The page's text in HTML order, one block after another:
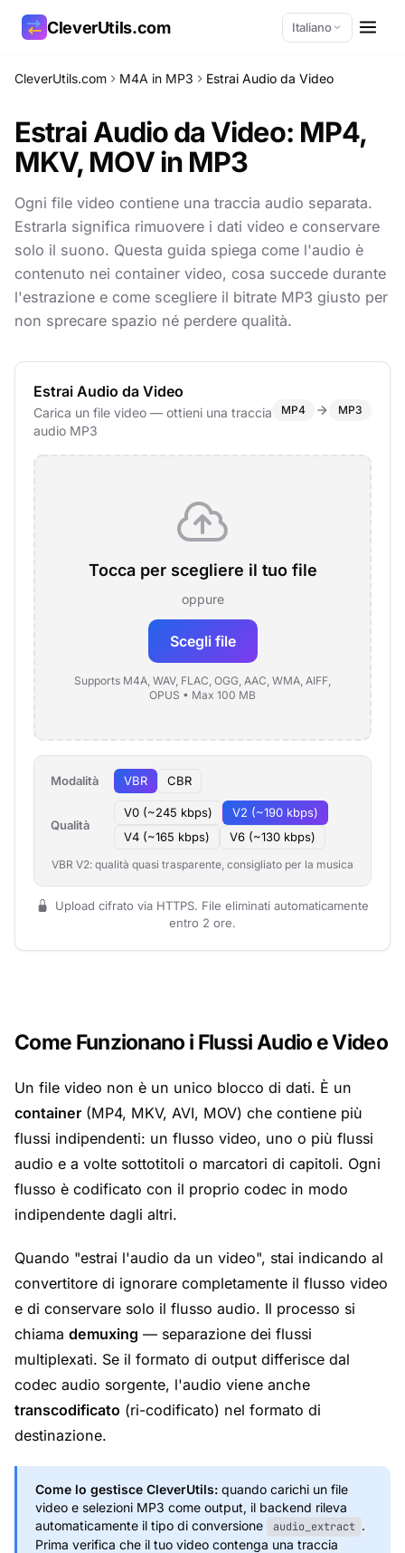
CleverUtils.com Italiano
CleverUtils.com M4A in MP3 Estrai Audio da Video
Estrai Audio da Video: MP4,
MKV, MOV in MP3
Ogni file video contiene una traccia audio separata.
Estrarla significa rimuovere i dati video e conservare
solo il suono. Questa guida spiega come l'audio è
contenuto nei container video, cosa succede durante
l'estrazione e come scegliere il bitrate MP3 giusto per
non sprecare spazio né perdere qualità.
Estrai Audio da Video
Carica un file video — ottieni una traccia
audio MP3
MP4 MP3
Tocca per scegliere il tuo file
oppure
Scegli file
Supports M4A, WAV, FLAC, OGG, AAC, WMA, AIFF,
OPUS • Max 100 MB
Modalità VBR CBR
Qualità
V0 (~245 kbps)
V2 (~190 kbps)
V4 (~165 kbps)
V6 (~130 kbps)
VBR V2: qualità quasi trasparente, consigliato per la musica
Upload cifrato via HTTPS. File eliminati automaticamente
entro 2 ore.
Come Funzionano i Flussi Audio e Video
Un file video non è un unico blocco di dati. È un
container (MP4, MKV, AVI, MOV) che contiene più
flussi indipendenti: un flusso video, uno o più flussi
audio e a volte sottotitoli o marcatori di capitoli. Ogni
flusso è codificato con il proprio codec in modo
indipendente dagli altri.
Quando "estrai l'audio da un video", stai indicando al
convertitore di ignorare completamente il flusso video
e di conservare solo il flusso audio. Il processo si
chiama demuxing — separazione dei flussi
multiplexati. Se il formato di output differisce dal
codec audio sorgente, l'audio viene anche
transcodificato (ri-codificato) nel formato di
destinazione.
Come lo gestisce CleverUtils: quando carichi un file
video e selezioni MP3 come output, il backend rileva
automaticamente il tipo di conversione
audio_extract .
Prima verifica che il tuo video contenga una traccia
Copia link
Email